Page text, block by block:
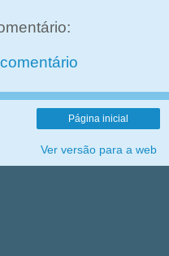
Página inicial
Ver versão para a web